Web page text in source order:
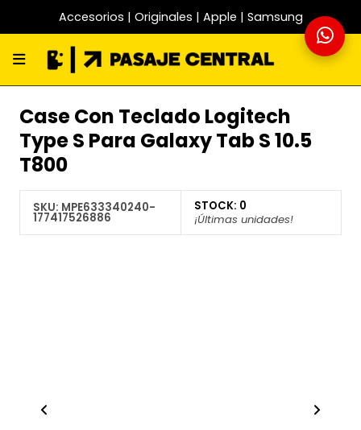
Accesorios | Originales | Apple | Samsung
Case Con Teclado Logitech
Type S Para Galaxy Tab S 10.5
T800
SKU: MPE633340240-
177417526886
STOCK: 0
¡Últimas unidades!